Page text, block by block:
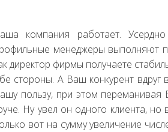
компания работает.
менеджеры выполняют
директор фирмы получаете
стороны. А Ваш конкурент
пользу, при этом переманивая
Ну увел он одного клиента,
вот на сумму увеличение